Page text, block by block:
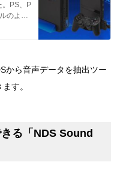
。PS、P
のよう
そう
から音声データを抽出ツー
す。
る「NDS Sound